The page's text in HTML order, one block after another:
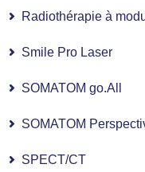
Radiothérapie à
Smile Pro Laser
SOMATOM go.All
SOMATOM
SPECT/CT